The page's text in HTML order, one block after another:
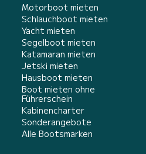
Motorboot mieten
Schlauchboot mieten
Yacht mieten
Segelboot mieten
Katamaran mieten
Jetski mieten
Hausboot mieten
Boot mieten ohne
Führerschein
Kabinencharter
Sonderangebote
Alle Bootsmarken